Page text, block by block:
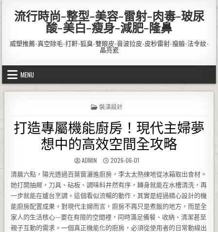
流行時尚-整型-美容-雷射-肉毒-玻尿
酸-美白-瘦身-減肥-隆鼻
威塑推薦-真空除毛-打鼾-狐臭-雙眼皮-音波拉皮-皮秒雷射-瘦臉-法令紋-
晶亮瓷
MENU
POSTED IN
裝潢設計
打造專屬機能廚房！現代主婦夢
想中的高效空間全攻略
AUTHOR:
ADMIN PUBLISHED DATE:
2026-06-01
清晨六點，陽光透過百葉窗灑進廚房，李太太熟練地從冰箱取出食材。
她打開抽屜，刀具、砧板、調味料井然有序，轉身就能在水槽清洗，再
一步就能在爐台烹調。這個看似流暢的動作，其實是經過精心設計的機
能廚房配置成果。對現代主婦而言，廚房不再只是煮飯的地方，而是全
家人的生活核心—要在有限的空間裡，同時滿足備餐、收納、清潔甚至
親子互動的需求。一個真正機能化的廚房，必須從使用者的日常動線出